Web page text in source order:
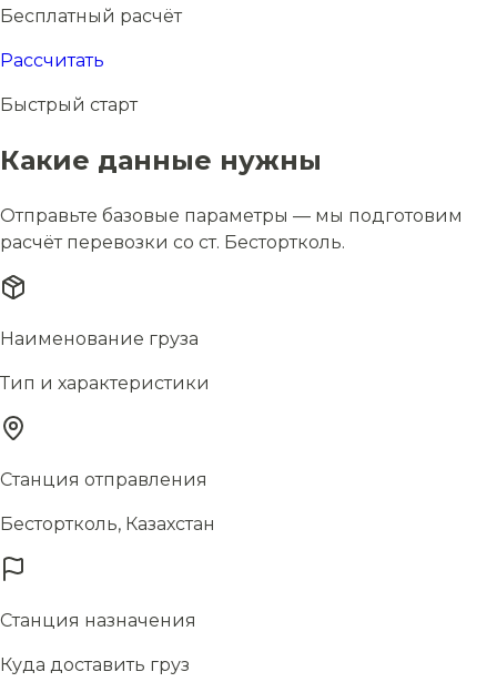
Бесплатный расчёт
Рассчитать
Быстрый старт
Какие данные нужны
Отправьте базовые параметры — мы подготовим
расчёт перевозки со ст. Бестортколь.
Наименование груза
Тип и характеристики
Станция отправления
Бестортколь, Казахстан
Станция назначения
Куда доставить груз